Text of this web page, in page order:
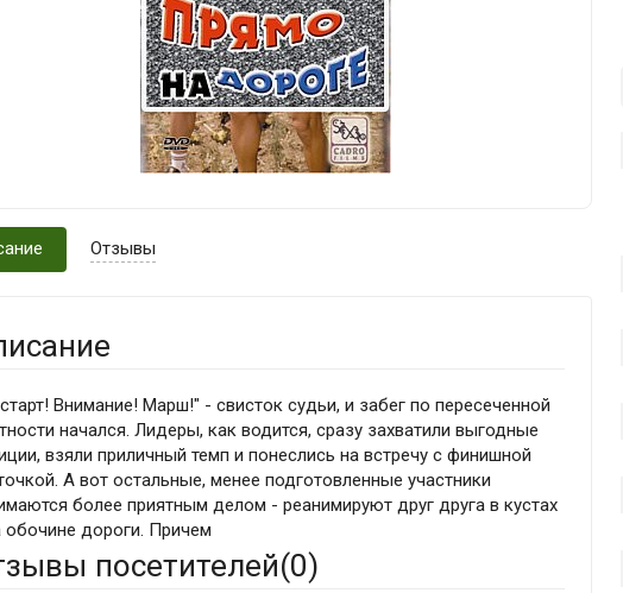
Отзывы
Внимание! Марш!" - свисток судьи, и забег по пересеченной
начался. Лидеры, как водится, сразу захватили выгодные
взяли приличный темп и понеслись на встречу с финишной
А вот остальные, менее подготовленные участники
более приятным делом - реанимируют друг друга в кустах
обочине дороги. Причем
посетителей(0)